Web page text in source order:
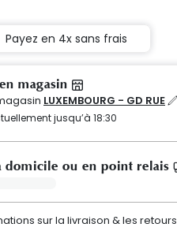
Payez en 4x sans frais
magasin
LUXEMBOURG - GD RUE
jusqu’à 18:30
domicile ou en point relais
sur la livraison & les retours